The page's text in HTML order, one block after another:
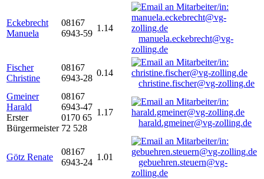
Eckebrecht
Manuela
08167
6943-59
1.14
manuela.eckebrecht@vg-
zolling.de
Fischer
Christine
08167
6943-28
0.14
christine.fischer@vg-zolling.de
Gmeiner
Harald
Erster
Bürgermeister
08167
6943-47
0170 65
72 528
1.17
harald.gmeiner@vg-zolling.de
Götz Renate
08167
6943-24
1.01
gebuehren.steuern@vg-
zolling.de